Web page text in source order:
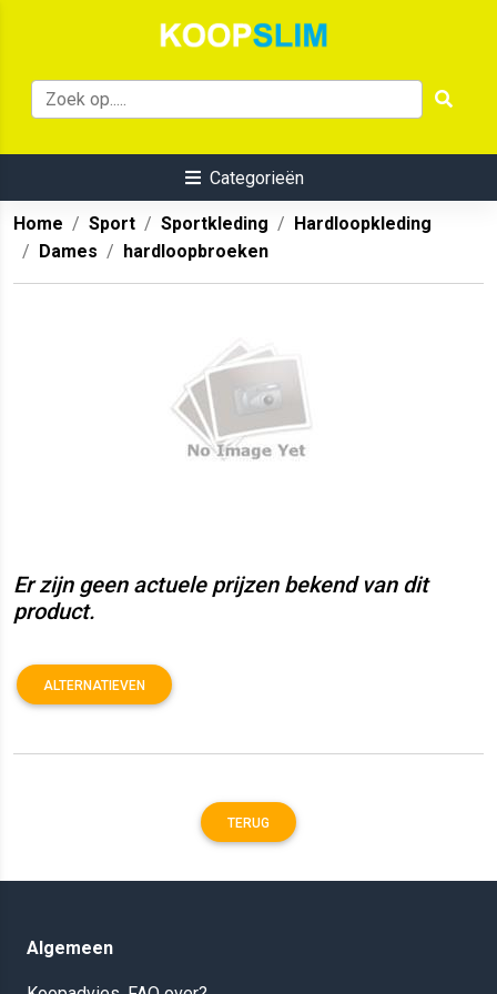
Categorieën
Home Sport Sportkleding
Hardloopkleding
Dames
hardloopbroeken
Er zijn geen actuele prijzen bekend van dit
product.
ALTERNATIEVEN
TERUG
Algemeen